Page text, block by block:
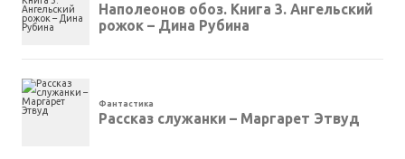
Наполеонов обоз. Книга 3. Ангельский
рожок – Дина Рубина
Фантастика
Рассказ служанки – Маргарет Этвуд